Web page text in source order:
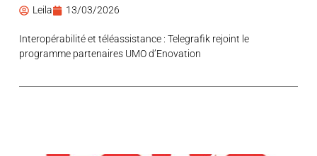
Leila 13/03/2026
Interopérabilité et téléassistance : Telegrafik rejoint le
programme partenaires UMO d’Enovation